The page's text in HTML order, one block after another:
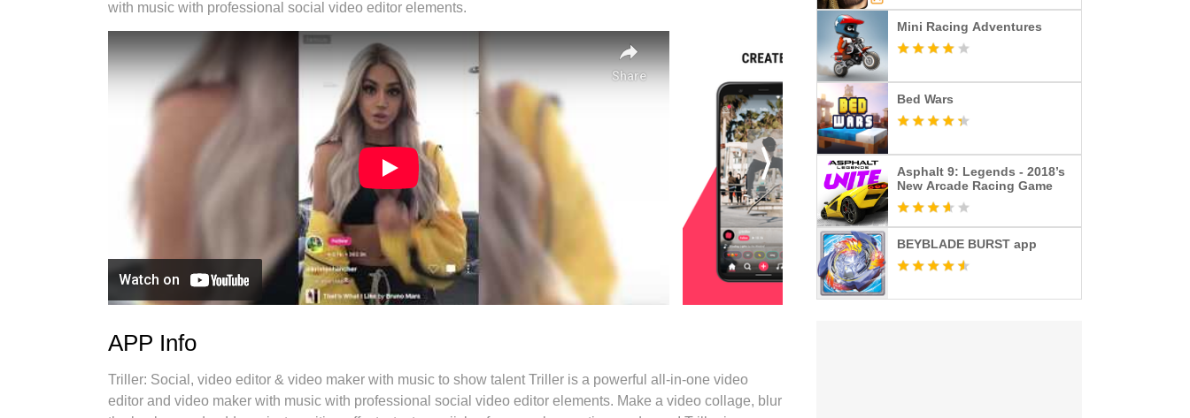
with music with professional social video editor elements.
APP Info
Triller: Social, video editor & video maker with music to show talent Triller is a powerful all-in-one video
editor and video maker with music with professional social video editor elements. Make a video collage, blur
Mini Racing Adventures
Bed Wars
Asphalt 9: Legends - 2018’s
New Arcade Racing Game
BEYBLADE BURST app